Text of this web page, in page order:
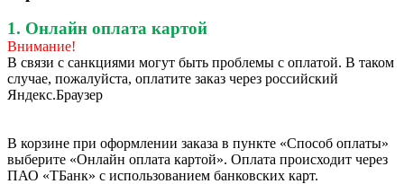
1. Онлайн оплата картой
Внимание!
В связи с санкциями могут быть проблемы с оплатой. В таком
случае, пожалуйста, оплатите заказ через российский
Яндекс.Браузер
В корзине при оформлении заказа в пункте «Способ оплаты»
выберите «Онлайн оплата картой». Оплата происходит через
ПАО «ТБанк» с использованием банковских карт.